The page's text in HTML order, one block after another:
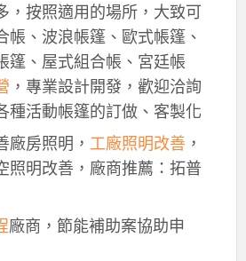
，按照適用的場所，大致可
帳、波浪帳篷、歐式帳篷、
篷、屋式組合帳、宮廷帳
，專業設計開發，歡迎洽詢
種活動帳篷的訂做、客製化
廠房照明， 工廠照明改善，
照明改善，廠商推薦：拓普
廠商，節能補助案協助申